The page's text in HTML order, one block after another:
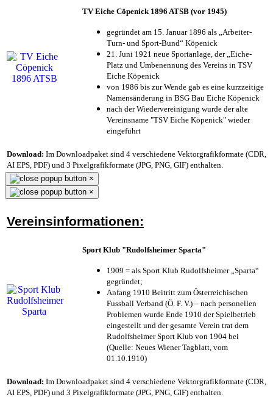
TV Eiche Cöpenick 1896 ATSB (vor 1945)
gegründet am 15. Januar 1896 als „Arbeiter-
Turn- und Sport-Bund“ Köpenick
21. Juni 1921 neue Sportanlage, der „Eiche-
Platz und Umbenennung des Vereins in TSV
Eiche Köpenick
von 1986 bis zur Wende gab es eine kurzzeitige
Namensänderung in BSG Bau Eiche Köpenick
nach der Wiedervereinigung wurde der alte
Vereinsname "TSV Eiche Köpenick" wieder
eingeführt
Download: Im Downloadpaket sind 4 verschiedene Vektorgrafikformate (CDR,
AI EPS, PDF) und 3 Pixelgrafikformate (JPG, PNG, GIF) enthalten.
×
×
Vereinsinformationen:
Sport Klub "Rudolfsheimer Sparta"
1909 = als Sport Klub Rudolfsheimer „Sparta“
gegründet;
Anfang 1910 Beitritt zum Österreichischen
Fussball Verband (Ö. F. V.) – nach personellen
Problemen wurde Ende 1910 der Spielbetrieb
eingestellt und der gesamte Verein trat dem
Rudolfsheimer Sport Klub von 1904 bei
(Quelle: Neues Wiener Tagblatt, vom
01.10.1910)
Download: Im Downloadpaket sind 4 verschiedene Vektorgrafikformate (CDR,
AI EPS, PDF) und 3 Pixelgrafikformate (JPG, PNG, GIF) enthalten.